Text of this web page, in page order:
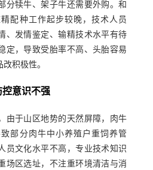
分犊牛、架子牛还需要外购。和
配种工作起步较晚，技术人员
、发情鉴定、输精技术水平有待
定，导致受胎率不高、头胎容易
积极性。
控意识不强
由于山区地势的天然屏障，肉牛
部分肉牛中小养殖户重饲养管
员文化水平不高，专业技术知识
场区选址，不注重环境清洁与消